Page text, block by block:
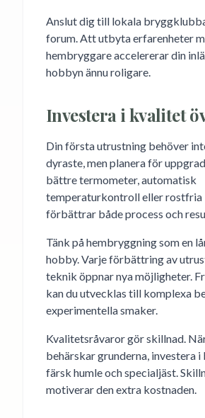
Anslut dig till lokala
forum. Att utbyta erfarenheter
hembryggare accelererar din
hobbyn ännu roligare.
Investera i kvalitet
Din första utrustning behöver
dyraste, men planera för
bättre termometer, automatisk
temperaturkontroll eller rostfria
förbättrar både process och
Tänk på hembryggning som en
hobby. Varje förbättring av
teknik öppnar nya möjligheter.
kan du utvecklas till komplexa
experimentella smaker.
Kvalitetsråvaror gör skillnad.
behärskar grunderna, investera
färsk humle och specialjäst.
motiverar den extra kostnaden.